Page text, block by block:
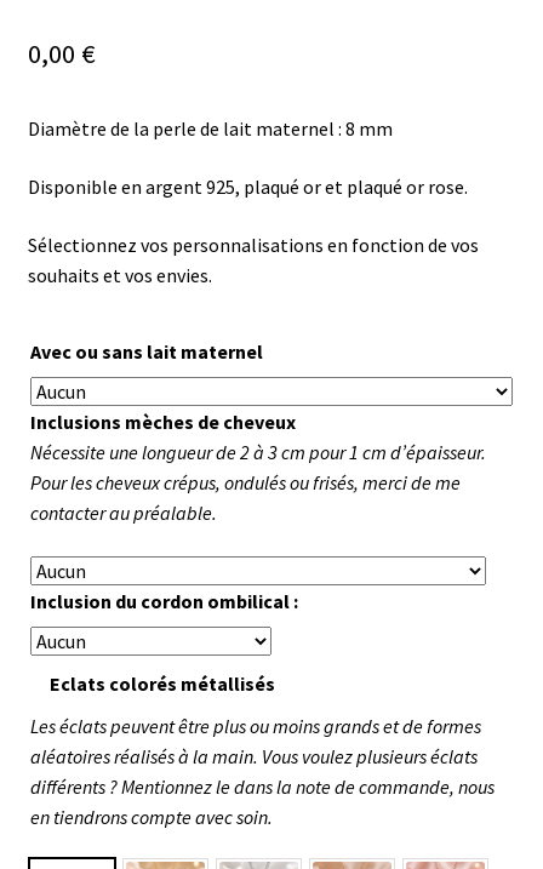
0,00 €
Diamètre de la perle de lait maternel : 8 mm
Disponible en argent 925, plaqué or et plaqué or rose.
Sélectionnez vos personnalisations en fonction de vos
souhaits et vos envies.
Avec ou sans lait maternel
Inclusions mèches de cheveux
Nécessite une longueur de 2 à 3 cm pour 1 cm d’épaisseur.
Pour les cheveux crépus, ondulés ou frisés, merci de me
contacter au préalable.
Inclusion du cordon ombilical :
Eclats colorés métallisés
Les éclats peuvent être plus ou moins grands et de formes
aléatoires réalisés à la main. Vous voulez plusieurs éclats
différents ? Mentionnez le dans la note de commande, nous
en tiendrons compte avec soin.